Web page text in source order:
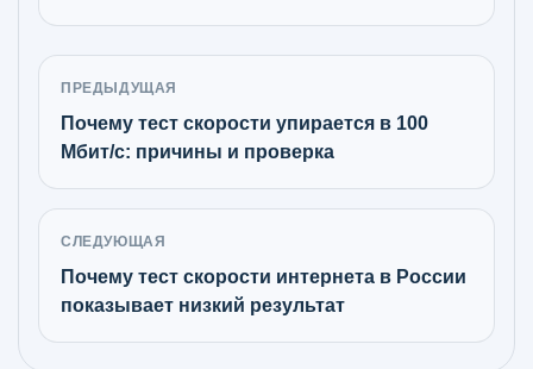
ПРЕДЫДУЩАЯ
Почему тест скорости упирается в 100
Мбит/с: причины и проверка
СЛЕДУЮЩАЯ
Почему тест скорости интернета в России
показывает низкий результат